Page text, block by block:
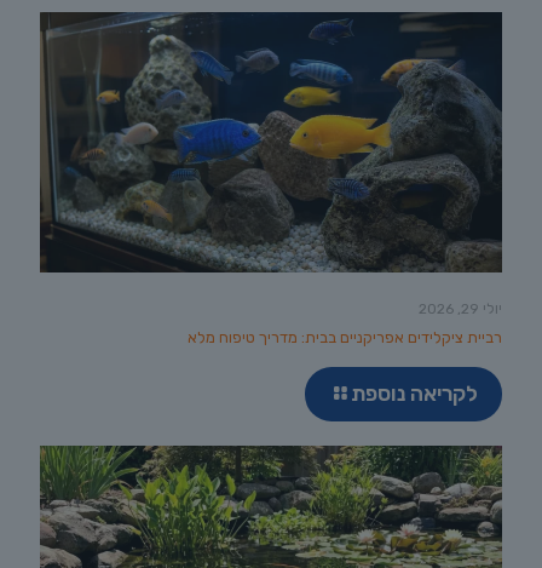
יולי 29, 2026
רביית ציקלידים אפריקניים בבית: מדריך טיפוח מלא
לקריאה נוספת